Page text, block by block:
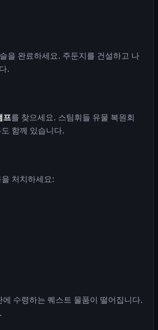
을 완료하세요. 주둔지를 건설하고 나
.
프를 찾으세요. 스팀휘들 유물 복원회
함께 있습니다.
처치하세요:
수령하는 퀘스트 물품이 떨어집니다.